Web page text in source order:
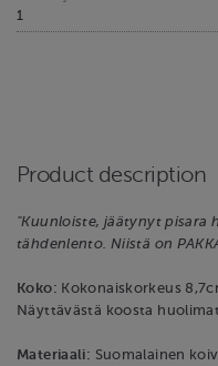
Product description
"Kuunloiste, jäätynyt pisara
tähdenlento. Niistä on
Koko: Kokonaiskorkeus
Näyttävästä koosta
Materiaali: Suomalainen